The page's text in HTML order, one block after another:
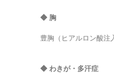
◆ 胸
豊胸（ヒアルロン酸注
◆ わきが・多汗症